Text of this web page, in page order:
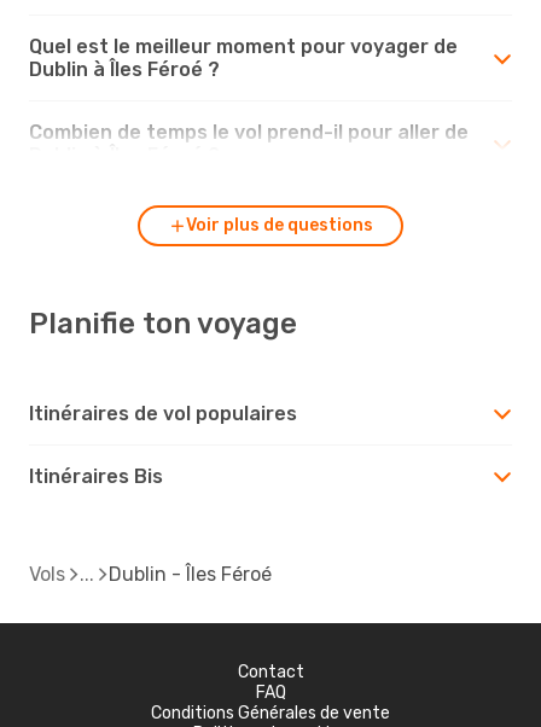
Quel est le meilleur moment pour voyager de
Dublin à Îles Féroé ?
Combien de temps le vol prend-il pour aller de
Voir plus de questions
Planifie ton voyage
Itinéraires de vol populaires
Itinéraires Bis
Vols Dublin - Îles Féroé
Contact
FAQ
Conditions Générales de vente